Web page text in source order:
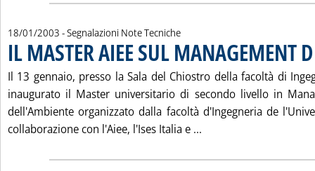
18/01/2003 - Segnalazioni Note Tecniche
IL MASTER AIEE SUL MANAGEMENT
Il 13 gennaio, presso la Sala del Chiostro della facoltà di
inaugurato il Master universitario di secondo livello in
dell'Ambiente organizzato dalla facoltà d'Ingegneria de
collaborazione con l'Aiee, l'Ises Italia e ...